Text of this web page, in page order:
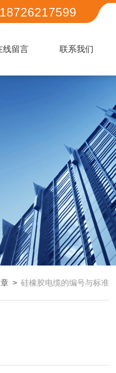
18726217599
线留言 联系我们
> 硅橡胶电缆的编号与标准